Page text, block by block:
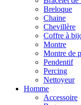
Breloque
Chaine
Chevillère
Coffre à
Montre
Montre de
Pendentif
Percing
Nettoyeur
Homme
Accessoire